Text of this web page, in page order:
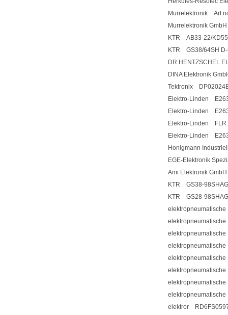
Murrelektronik Art
Murrelektronik
KTR AB33-22/
KTR GS38/64SH D-
DR.HENTZSCHEL
DINA Elektronik
Tektronix
Elektro-Linden
Elektro-Linden
Elektro-Linden FLR
Elektro-Linden
Honigmann
EGE-Elektronik
Ami Elektronik
KTR GS38-
KTR GS28-
elektror